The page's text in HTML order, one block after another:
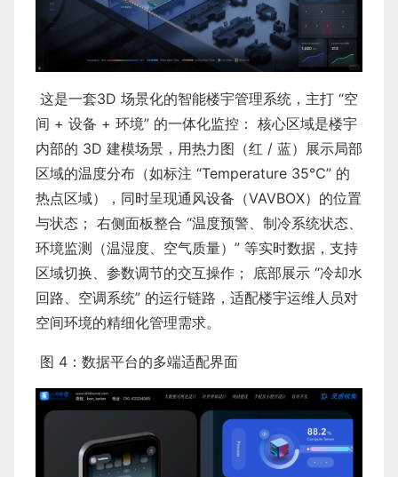
这是一套3D 场景化的智能楼宇管理系统，主打 “空
间 + 设备 + 环境” 的一体化监控： 核心区域是楼宇
内部的 3D 建模场景，用热力图（红 / 蓝）展示局部
区域的温度分布（如标注 “Temperature 35℃” 的
热点区域），同时呈现通风设备（VAVBOX）的位置
与状态； 右侧面板整合 “温度预警、制冷系统状态、
环境监测（温湿度、空气质量）” 等实时数据，支持
区域切换、参数调节的交互操作； 底部展示 “冷却水
回路、空调系统” 的运行链路，适配楼宇运维人员对
空间环境的精细化管理需求。
图 4：数据平台的多端适配界面